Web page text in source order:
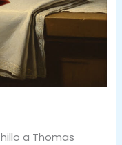
a Thomas